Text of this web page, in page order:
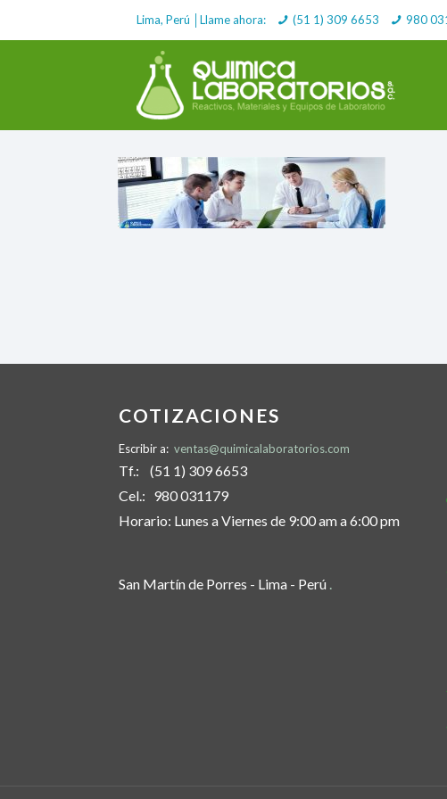
Lima, Perú │Llame ahora: (51 1) 309 6653 980
COTIZACIONES
Escribir a: ventas@quimicalaboratorios.com
Tf.: (51 1) 309 6653
Cel.: 980 031179
Horario: Lunes a Viernes de 9:00 am a 6:00 pm
San Martín de Porres - Lima - Perú .